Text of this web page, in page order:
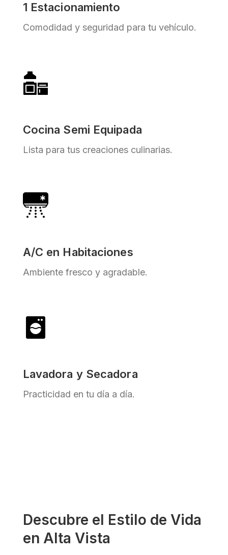
1 Estacionamiento
Comodidad y seguridad para tu vehículo.
Cocina Semi Equipada
Lista para tus creaciones culinarias.
A/C en Habitaciones
Ambiente fresco y agradable.
Lavadora y Secadora
Practicidad en tu día a día.
Descubre el Estilo de Vida
en Alta Vista